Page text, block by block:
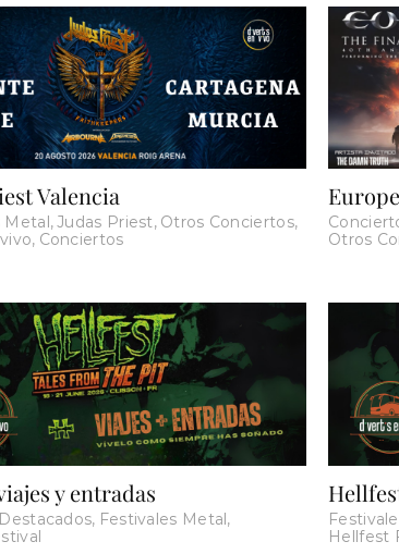
Valencia
,Judas Priest, Otros Conciertos,
, Conciertos
Europe
Otros
y entradas
, Festivales Metal,
Hellfest